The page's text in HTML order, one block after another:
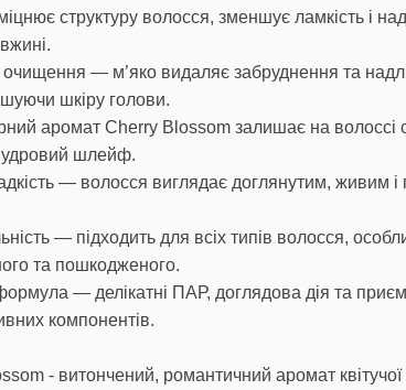
структуру волосся, зменшує ламкість і
очищення — м’яко видаляє забруднення та
шкіру голови.
аромат Cherry Blossom залишає на волоссі
шлейф.
— волосся виглядає доглянутим, живим
— підходить для всіх типів волосся,
та пошкодженого.
— делікатні ПАР, доглядова дія та
компонентів.
- витончений, романтичний аромат